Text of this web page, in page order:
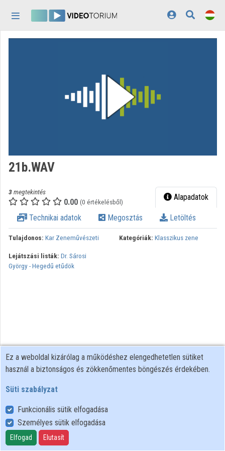
Közreműködők
Megjelenés:
21b.WAV
3megtekintés
0.00 (0 értékelésből) Alapadatok
Technikai adatok Megosztás Letöltés
Tulajdonos: Kar Zeneművészeti Kategóriák: Klasszikus zene
Lejátszási listák: Dr. Sárosi
György - Hegedű etűdök
Felhasználói szabályzat
Adatkezelési tájékoztató
Süti szabályzat
Ez a weboldal kizárólag a működéshez elengedhetetlen sütiket
használ a biztonságos és zökkenőmentes böngészés érdekében.
Süti szabályzat
Funkcionális sütik elfogadása
Személyes sütik elfogadása
Elfogad Elutasít